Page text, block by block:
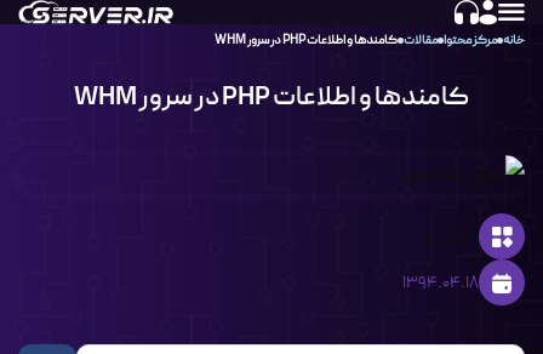
خانه مرکز محتوا مقالات کامندها و اطلاعات PHP در سرور WHM
کامندها و اطلاعات PHP در سرور WHM
مقالات
1394.04.18